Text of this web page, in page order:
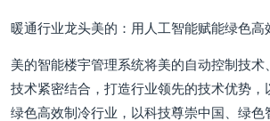
暖通行业龙头美的：用人工智能赋能绿色高
美的智能楼宇管理系统将美的自动控制技术
技术紧密结合，打造行业领先的技术优势，
绿色高效制冷行业，以科技尊崇中国、绿色